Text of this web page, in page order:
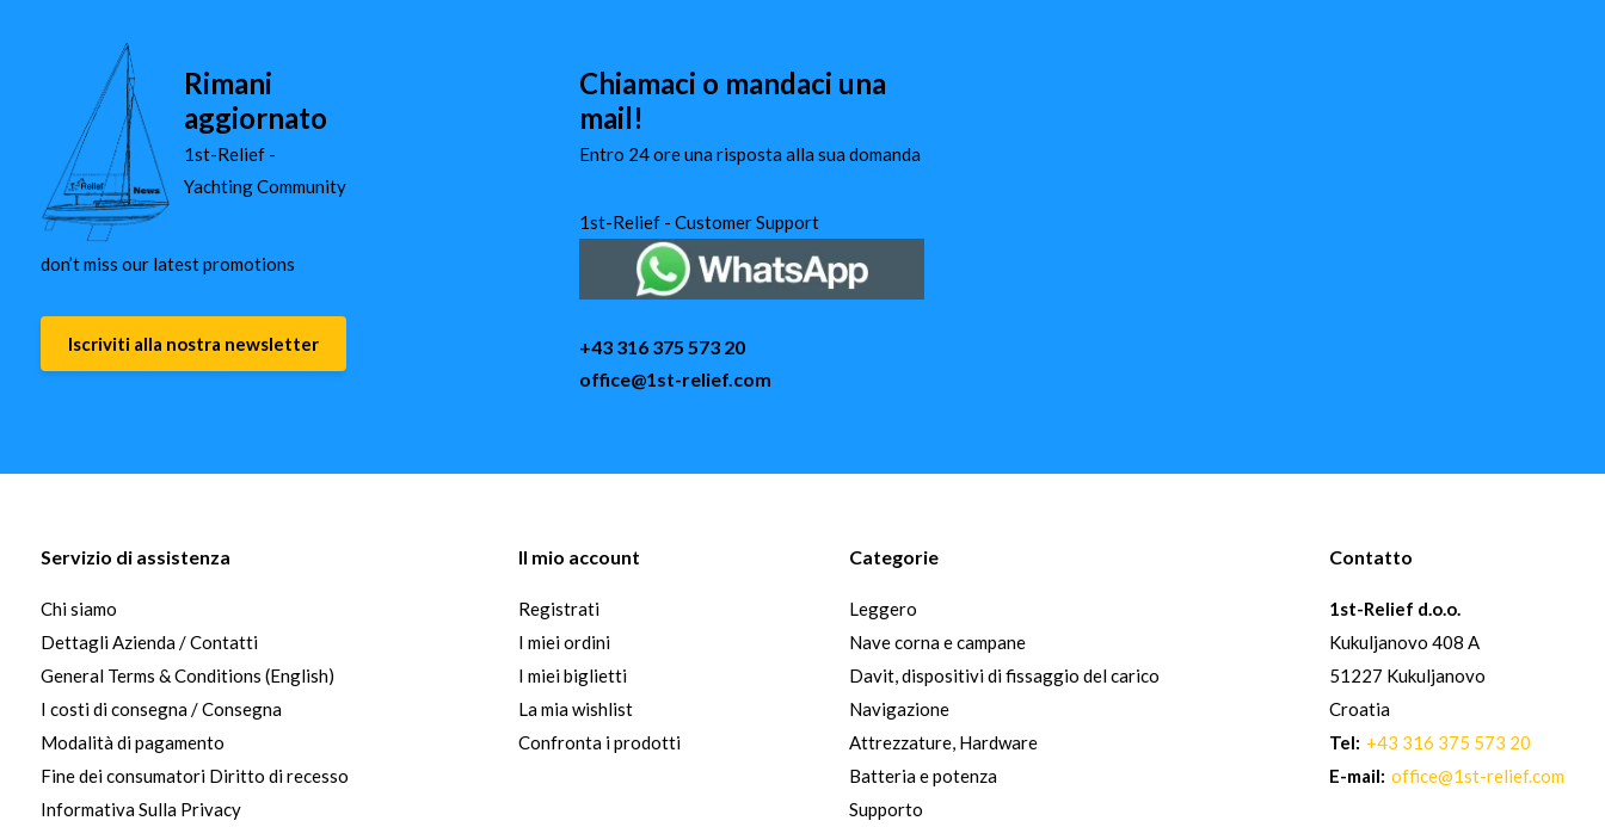
Rimani
aggiornato
1st-Relief -
Yachting Community
don’t miss our latest promotions
Iscriviti alla nostra newsletter
Chiamaci o mandaci una
mail!
Entro 24 ore una risposta alla sua domanda
1st-Relief - Customer Support
+43 316 375 573 20
office@1st-relief.com
Servizio di assistenza
Chi siamo
Dettagli Azienda / Contatti
General Terms & Conditions (English)
I costi di consegna / Consegna
Modalità di pagamento
Fine dei consumatori Diritto di recesso
Informativa Sulla Privacy
Il mio account
Registrati
I miei ordini
I miei biglietti
La mia wishlist
Confronta i prodotti
Categorie
Leggero
Nave corna e campane
Davit, dispositivi di fissaggio del carico
Navigazione
Attrezzature, Hardware
Batteria e potenza
Supporto
Contatto
1st-Relief d.o.o.
Kukuljanovo 408 A
51227 Kukuljanovo
Croatia
Tel: +43 316 375 573 20
E-mail: office@1st-relief.com